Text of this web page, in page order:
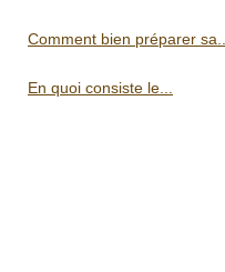
Comment bien préparer sa...
En quoi consiste le...